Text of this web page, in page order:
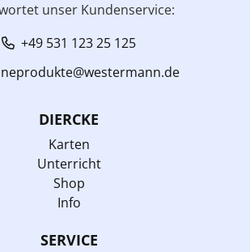
unser Kundenservice:
+49 531 123 25 125
DIERCKE
Karten
Unterricht
Shop
Info
SERVICE